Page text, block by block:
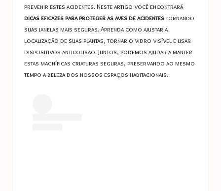
prevenir estes acidentes. Neste artigo você encontrará
dicas eficazes para proteger as aves de acidentestornando
suas janelas mais seguras. Aprenda como ajustar a
localização de suas plantas, tornar o vidro visível e usar
dispositivos anticolisão. Juntos, podemos ajudar a manter
estas magníficas criaturas seguras, preservando ao mesmo
tempo a beleza dos nossos espaços habitacionais.